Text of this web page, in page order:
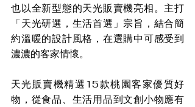
也以全新型態的天光販賣機亮相。主打
「天光研選，生活首選」宗旨，結合簡
約溫暖的設計風格，在選購中可感受到
濃濃的客家情懷。
天光販賣機精選15款桃園客家優質好
物，從食品、生活用品到文創小物應有